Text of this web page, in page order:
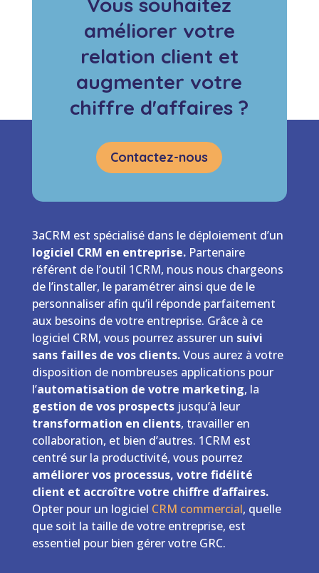
améliorer votre
relation client et
augmenter votre
chiffre d'affaires ?
Contactez-nous
3aCRM est spécialisé dans le déploiement d’un
logiciel CRM en entreprise.Partenaire
référent de l’outil 1CRM, nous nous chargeons
de l’installer, le paramétrer ainsi que de le
personnaliser afin qu’il réponde parfaitement
aux besoins de votre entreprise. Grâce à ce
logiciel CRM, vous pourrez assurer un suivi
sans failles de vos clients.Vous aurez à votre
disposition de nombreuses applications pour
l’automatisation de votre marketing, la
gestion de vos prospectsjusqu’à leur
transformation en clients, travailler en
collaboration, et bien d’autres. 1CRM est
centré sur la productivité, vous pourrez
améliorer vos processus, votre fidélité
client et accroître votre chiffre d’affaires.
Opter pour un logiciel CRM commercial, quelle
que soit la taille de votre entreprise, est
essentiel pour bien gérer votre GRC.